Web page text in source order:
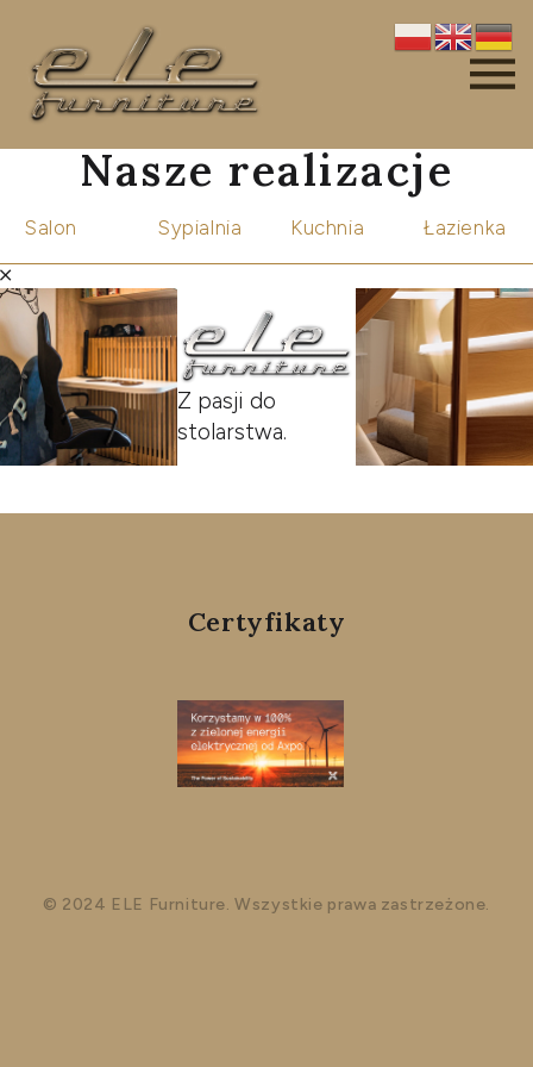
Nasze realizacje
Salon Sypialnia Kuchnia Łazienka
Z pasji do
stolarstwa.
Certyfikaty
© 2024 ELE Furniture. Wszystkie prawa zastrzeżone.